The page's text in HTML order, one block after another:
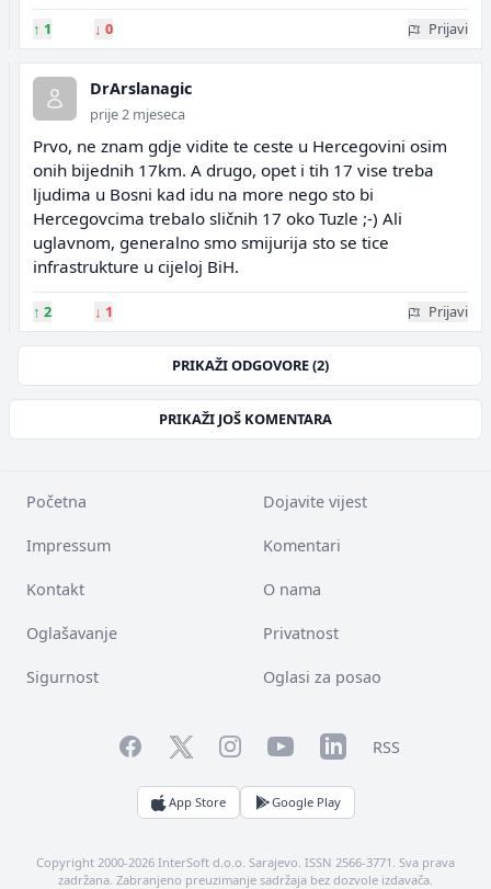
↑ 1 ↓ 0 Prijavi
DrArslanagic
prije 2 mjeseca
Prvo, ne znam gdje vidite te ceste u Hercegovini osim
onih bijednih 17km. A drugo, opet i tih 17 vise treba
ljudima u Bosni kad idu na more nego sto bi
Hercegovcima trebalo sličnih 17 oko Tuzle ;-) Ali
uglavnom, generalno smo smijurija sto se tice
infrastrukture u cijeloj BiH.
↑ 2 ↓ 1 Prijavi
PRIKAŽI ODGOVORE (2)
PRIKAŽI JOŠ KOMENTARA
Početna Dojavite vijest
Impressum Komentari
Kontakt O nama
Oglašavanje Privatnost
Sigurnost Oglasi za posao
FacebookTwitterInstagramYouTubeLinkedInRSS
App Store Google Play
Copyright 2000-2026 InterSoft d.o.o. Sarajevo. ISSN 2566-3771. Sva prava
zadržana. Zabranjeno preuzimanje sadržaja bez dozvole izdavača.